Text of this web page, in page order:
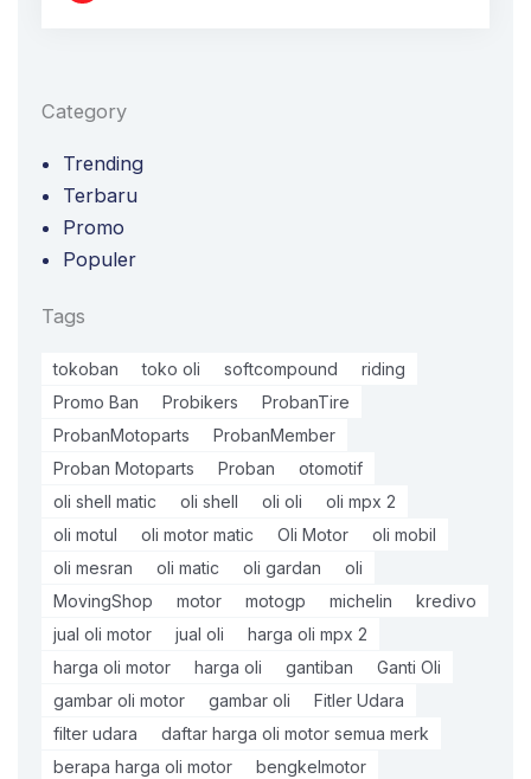
Category
Trending
Terbaru
Promo
Populer
Tags
tokoban toko oli softcompound
riding
Promo Ban
Probikers
ProbanTire
ProbanMotoparts
ProbanMember
Proban Motoparts
Proban
otomotif
oli shell matic
oli shell oli oli
oli mpx 2
oli motul
oli motor matic Oli Motor
oli mobil
oli mesran
oli matic oli gardan
oli
MovingShop
motor motogp michelin
kredivo
jual oli motor
jual oli
harga oli mpx 2
harga oli motor
harga oli gantiban
Ganti Oli
gambar oli motor
gambar oli
Fitler Udara
filter udara
daftar harga oli motor semua merk
berapa harga oli motor
bengkelmotor